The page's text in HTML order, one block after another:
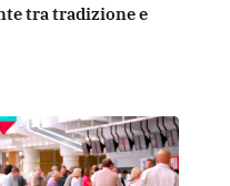
tra tradizione e